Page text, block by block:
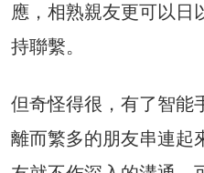
應，相熟親友更可以日
持聯繫。
但奇怪得很，有了智能
離而繁多的朋友串連起